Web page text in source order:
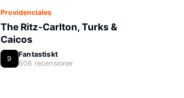
Providenciales
The Ritz-Carlton, Turks &
Caicos
9
Fantastiskt
606 recensioner